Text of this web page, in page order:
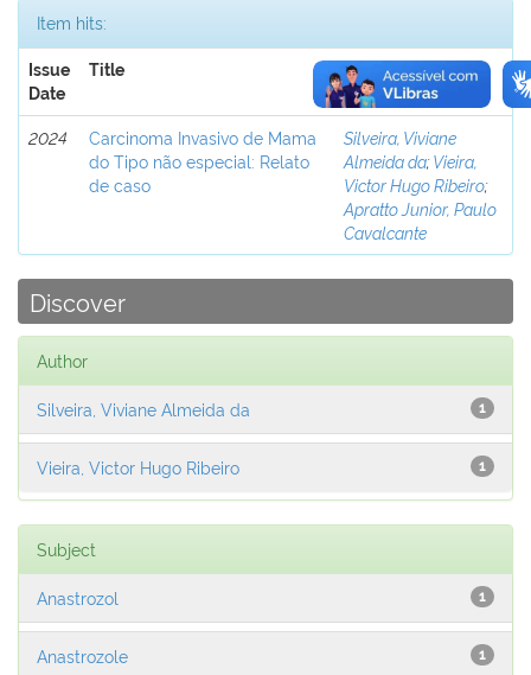
Item hits:
Issue
Date
Title Author(s)
2024
Carcinoma Invasivo de Mama
do Tipo não especial: Relato
de caso
Silveira, Viviane
Almeida da;Vieira,
Victor Hugo Ribeiro;
Apratto Junior, Paulo
Cavalcante
Discover
Author
1
Silveira, Viviane Almeida da
1
Vieira, Victor Hugo Ribeiro
Subject
1
Anastrozol
1
Anastrozole